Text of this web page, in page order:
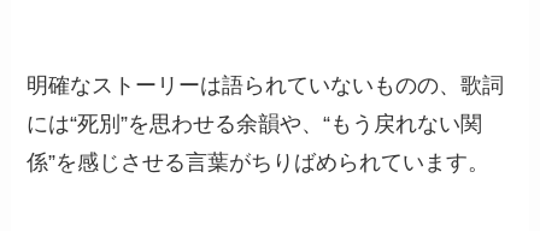
明確なストーリーは語られていないものの、歌詞
には“死別”を思わせる余韻や、“もう戻れない関
係”を感じさせる言葉がちりばめられています。